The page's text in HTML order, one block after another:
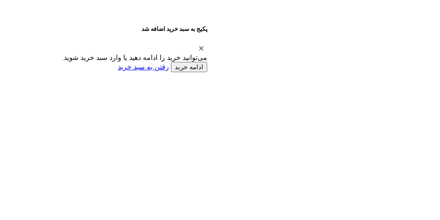
پکیج به سبد خرید اضافه شد
می‌توانید خرید را ادامه دهید یا وارد سبد خرید شوید.
ادامه خرید رفتن به سبد خرید